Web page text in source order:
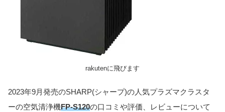
rakutenに飛びます
2023年9月発売のSHARP(シャープ)の人気プラズマクラスタ
ーの空気清浄機FP-S120の口コミや評価、レビューについて